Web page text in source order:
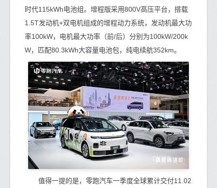
时代115kWh电池组。增程版采用800V高压平台，搭载
1.5T发动机+双电机组成的增程动力系统，发动机最大功
率100kW，电机最大功率（前/后）分别为100kW/200k
W，匹配80.3kWh大容量电池包，纯电续航352km。
值得一提的是，零跑汽车一季度全球累计交付11.02